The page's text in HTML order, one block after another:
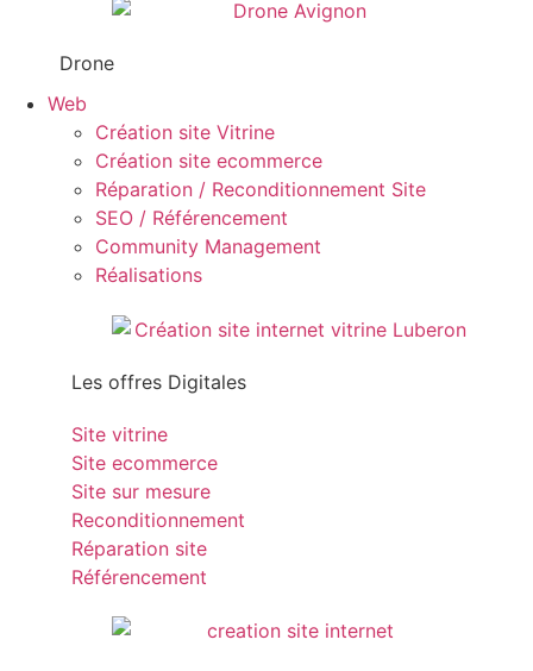
Drone
Web
Création site Vitrine
Création site ecommerce
Réparation / Reconditionnement Site
SEO / Référencement
Community Management
Réalisations
Les offres Digitales
Site vitrine
Site ecommerce
Site sur mesure
Reconditionnement
Réparation site
Référencement